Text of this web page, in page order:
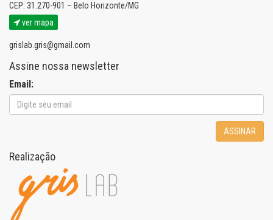
CEP: 31.270-901 – Belo Horizonte/MG
ver mapa
grislab.gris@gmail.com
Assine nossa newsletter
Email:
ASSINAR
Realização